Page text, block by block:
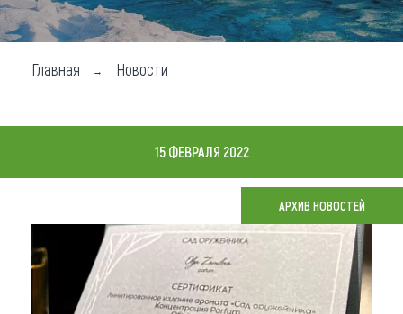
Где побывать
Чем заняться
Карта
Что привезти (сувениры)
О регионе
Главная Новости
15 ФЕВРАЛЯ 2022
АРХИВ НОВОСТЕЙ